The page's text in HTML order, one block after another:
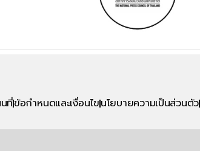
ที่ข้อกำหนดและเงื่อนไขนโยบายความเป็นส่วนตัว